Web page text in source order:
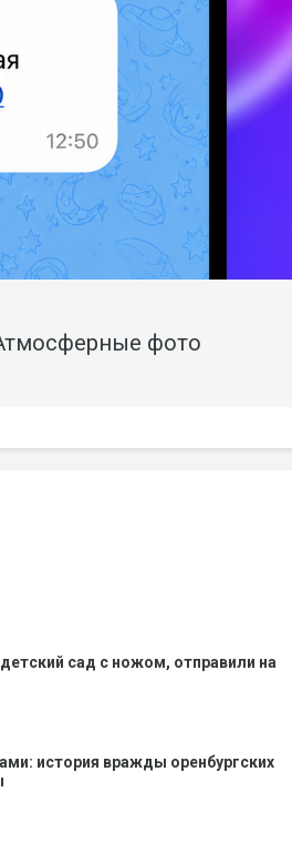
фото
сад с ножом, отправили на
история вражды оренбургских